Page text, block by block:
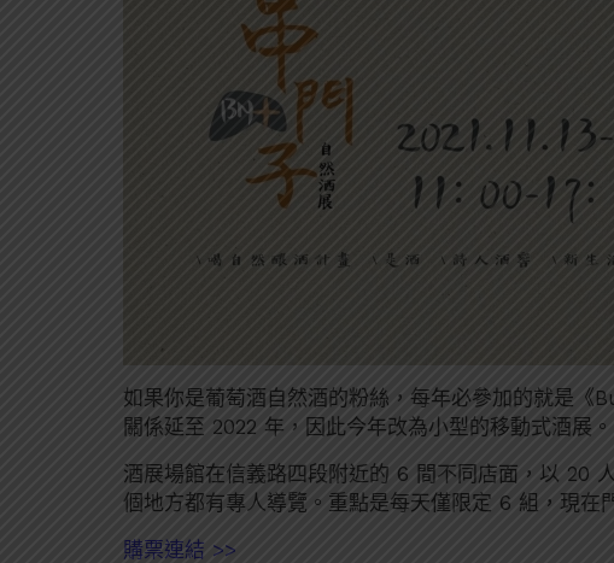
如果你是葡萄酒自然酒的粉絲，每年必參加的就是
關係延至 2022 年，因此今年改為小型的移動式酒展。
酒展場館在信義路四段附近的 6 間不同店面，以 20
個地方都有專人導覽。重點是每天僅限定 6 組，現在
購票連結 >>